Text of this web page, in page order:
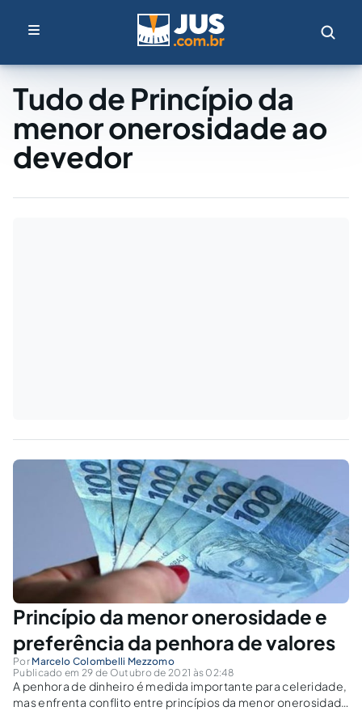
Tudo de Princípio da
menor onerosidade ao
devedor
Princípio da menor onerosidade e
preferência da penhora de valores
Por Marcelo Colombelli Mezzomo
Publicado em 29 de Outubro de 2021 às 02:48
A penhora de dinheiro é medida importante para celeridade,
mas enfrenta conflito entre princípios da menor onerosidade